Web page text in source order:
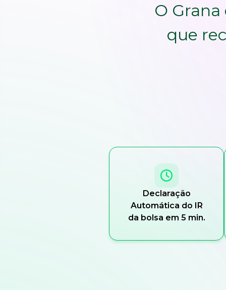
O
que
Declaração
Automática do IR
da bolsa em 5 min.